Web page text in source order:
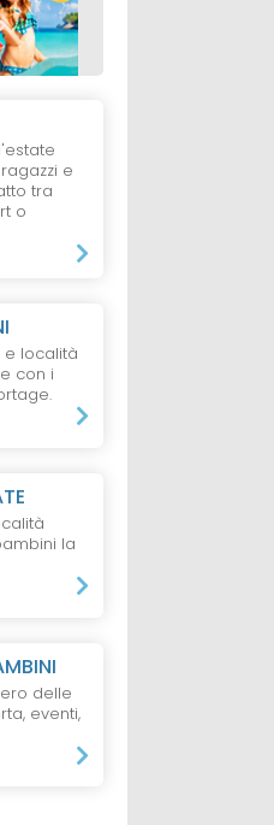
e
tra
o
e località
con i
la
delle
eventi,